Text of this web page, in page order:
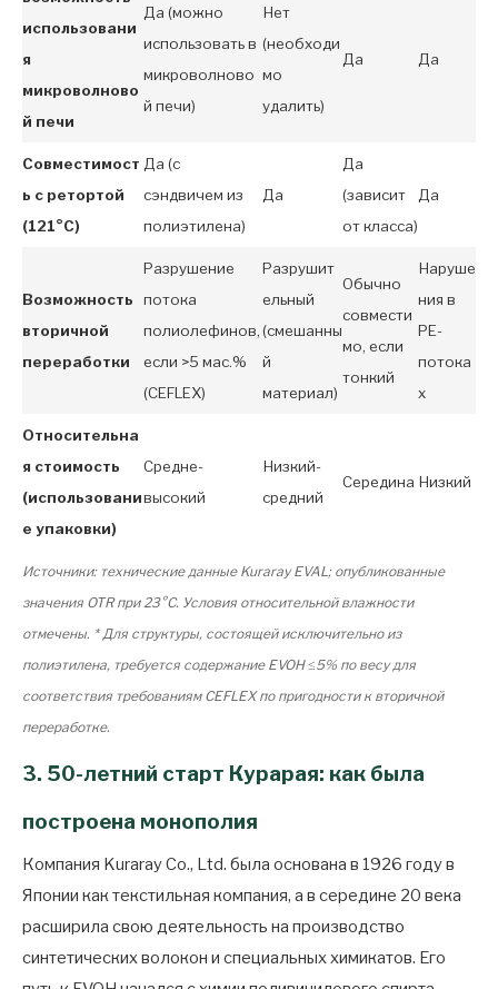
использовани
я
микроволново
й печи
Да (можно
использовать в
микроволново
й печи)
Нет
(необходи
мо
удалить)
Да Да
Совместимост
ь с ретортой
(121°C)
Да (с
сэндвичем из
полиэтилена)
Да
Да
(зависит
от класса)
Да
Возможность
вторичной
переработки
Разрушение
потока
полиолефинов,
если >5 мас.%
(CEFLEX)
Разрушит
ельный
(смешанны
й
материал)
Обычно
совмести
мо, если
тонкий
Наруше
ния в
PE-
потока
х
Относительна
я стоимость
(использовани
е упаковки)
Средне-
высокий
Низкий-
средний
Середина Низкий
Источники: технические данные Kuraray EVAL; опубликованные
значения OTR при 23°C. Условия относительной влажности
отмечены. * Для структуры, состоящей исключительно из
полиэтилена, требуется содержание EVOH ≤5% по весу для
соответствия требованиям CEFLEX по пригодности к вторичной
переработке.
3. 50-летний старт Курарая: как была
построена монополия
Компания Kuraray Co., Ltd. была основана в 1926 году в
Японии как текстильная компания, а в середине 20 века
расширила свою деятельность на производство
синтетических волокон и специальных химикатов. Его